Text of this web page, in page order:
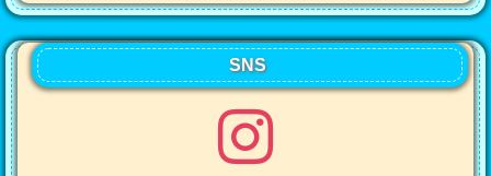
SNS